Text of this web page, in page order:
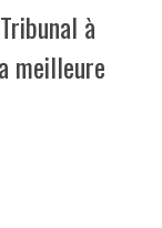
à
meilleure